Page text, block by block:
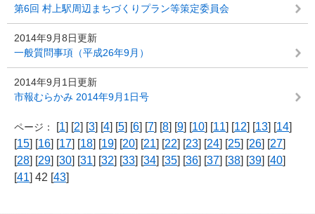
第6回 村上駅周辺まちづくりプラン等策定委員会
2014年9月8日更新
一般質問事項（平成26年9月）
2014年9月1日更新
市報むらかみ 2014年9月1日号
ページ： [1] [2] [3] [4] [5] [6] [7] [8] [9] [10] [11] [12] [13] [14]
[15] [16] [17] [18] [19] [20] [21] [22] [23] [24] [25] [26] [27]
[28] [29] [30] [31] [32] [33] [34] [35] [36] [37] [38] [39] [40]
[41] 42 [43]